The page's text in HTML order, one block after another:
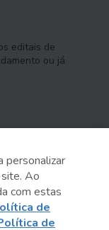
editais de
ou já
personalizar
Ao
com estas
de
de